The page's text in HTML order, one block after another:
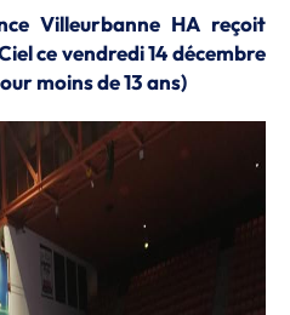
Villeurbanne HA reçoit
ce vendredi 14 décembre
moins de 13 ans)